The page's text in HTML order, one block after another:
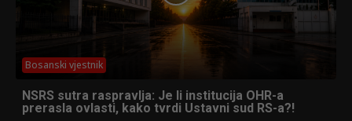
Bosanski vjestnik
NSRS sutra raspravlja: Je li institucija OHR-a
prerasla ovlasti, kako tvrdi Ustavni sud RS-a?!